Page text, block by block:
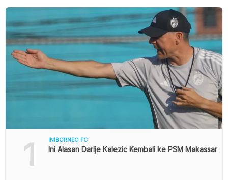
1 INIBORNEO FC
Ini Alasan Darije Kalezic Kembali ke PSM Makassar